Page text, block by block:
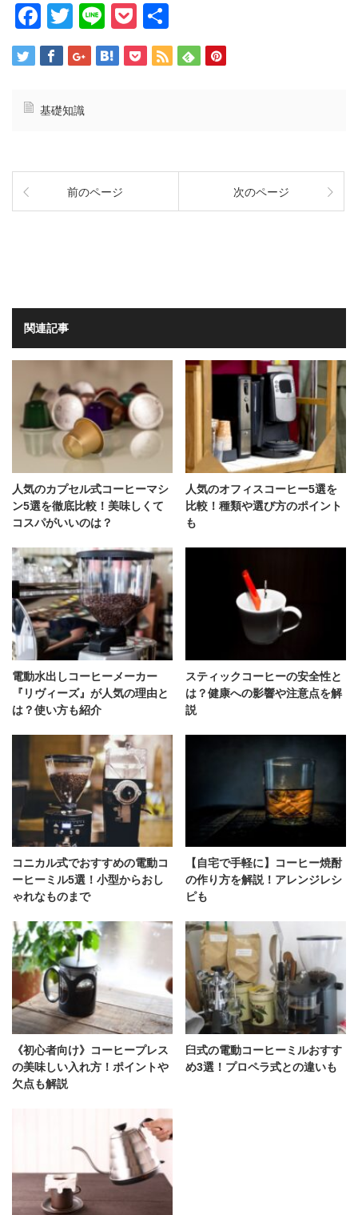
Facebook
Twitter
LinePocket
有
基礎知識
前のページ 次のページ
関連記事
人気のカプセル式コーヒーマシ
ン5選を徹底比較！美味しくて
コスパがいいのは？
人気のオフィスコーヒー5選を
比較！種類や選び方のポイント
も
電動水出しコーヒーメーカー
『リヴィーズ』が人気の理由と
は？使い方も紹介
スティックコーヒーの安全性と
は？健康への影響や注意点を解
説
コニカル式でおすすめの電動コ
ーヒーミル5選！小型からおし
ゃれなものまで
【自宅で手軽に】コーヒー焼酎
の作り方を解説！アレンジレシ
ピも
《初心者向け》コーヒープレス
の美味しい入れ方！ポイントや
欠点も解説
臼式の電動コーヒーミルおすす
め3選！プロペラ式との違いも